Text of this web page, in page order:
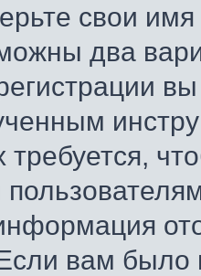
свои
два
требуется,
вам